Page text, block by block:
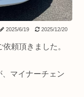
2025/6/19 2025/12/20
頼頂きました。
マイナーチェン